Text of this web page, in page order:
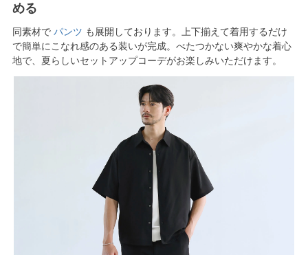
める
同素材で パンツ も展開しております。上下揃えて着用するだけ
で簡単にこなれ感のある装いが完成。べたつかない爽やかな着心
地で、夏らしいセットアップコーデがお楽しみいただけます。